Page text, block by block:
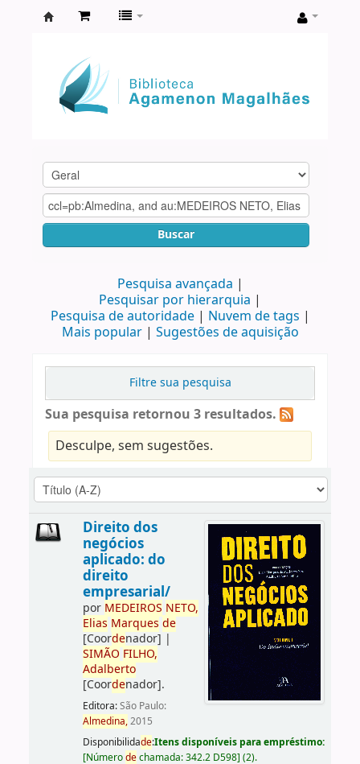
Agamenon
Magalhães
Buscar
Pesquisa avançada
Pesquisar por hierarquia
Pesquisa de autoridade
Nuvem de tags
Mais popular
Sugestões de aquisição
Filtre sua pesquisa
Sua pesquisa retornou 3 resultados.
Desculpe, sem sugestões.
Direito dos
negócios
aplicado: do
direito
empresarial/
por MEDEIROS NETO,
Elias Marques de
[Coordenador] |
SIMÃO FILHO,
Adalberto
[Coordenador].
Editora:São Paulo:
Almedina,2015
Disponibilidade:Itens disponíveis para empréstimo:
[Númerodechamada:342.2 D598] (2).